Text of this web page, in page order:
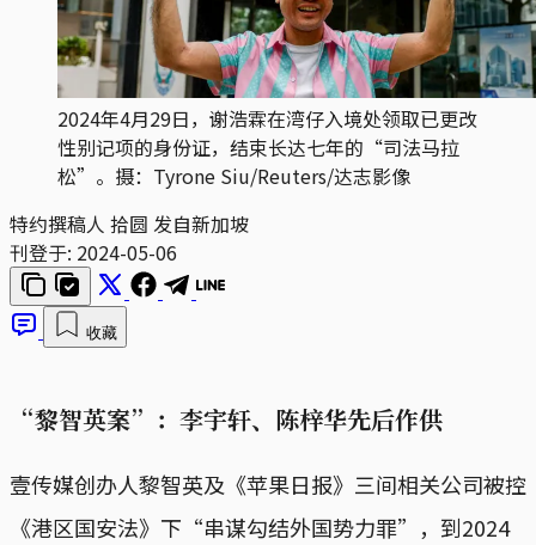
2024年4月29日，谢浩霖在湾仔入境处领取已更改
性别记项的身份证，结束长达七年的“司法马拉
松”。摄：Tyrone Siu/Reuters/达志影像
特约撰稿人 拾圆 发自新加坡
刊登于: 2024-05-06
收藏
“黎智英案”：李宇轩、陈梓华先后作供
壹传媒创办人黎智英及《苹果日报》三间相关公司被控
《港区国安法》下“串谋勾结外国势力罪”，到2024